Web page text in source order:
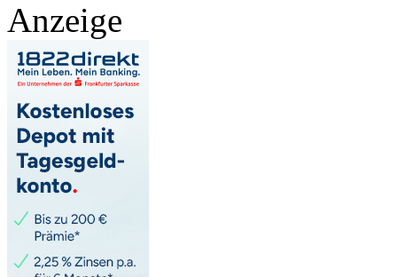
Anzeige